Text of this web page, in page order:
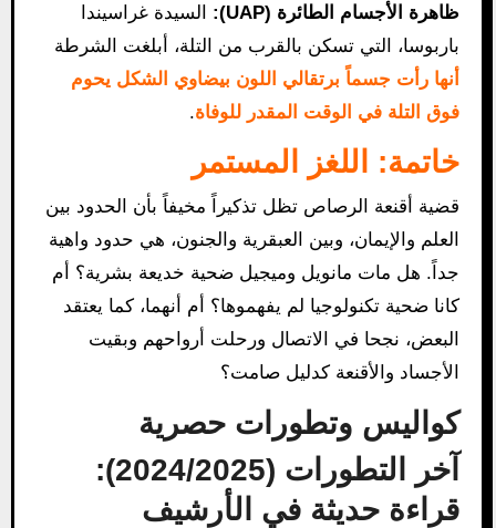
ظاهرة الأجسام الطائرة (UAP):
السيدة غراسيندا
باربوسا، التي تسكن بالقرب من التلة، أبلغت الشرطة
أنها رأت جسماً برتقالي اللون بيضاوي الشكل يحوم
فوق التلة في الوقت المقدر للوفاة.
خاتمة: اللغز المستمر
قضية أقنعة الرصاص تظل تذكيراً مخيفاً بأن الحدود بين
العلم والإيمان، وبين العبقرية والجنون، هي حدود واهية
جداً. هل مات مانويل وميجيل ضحية خديعة بشرية؟ أم
كانا ضحية تكنولوجيا لم يفهموها؟ أم أنهما، كما يعتقد
البعض، نجحا في الاتصال ورحلت أرواحهم وبقيت
الأجساد والأقنعة كدليل صامت؟
كواليس وتطورات حصرية
آخر التطورات (2024/2025):
قراءة حديثة في الأرشيف